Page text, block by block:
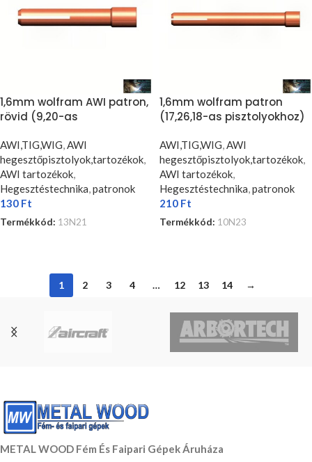
1,6mm wolfram AWI patron,
rövid (9,20-as
AWI,TIG,WIG,AWI
hegesztőpisztolyok,tartozékok,
AWI tartozékok,
Hegesztéstechnika,patronok
130 Ft
Termékkód: 13N21
1,6mm wolfram patron
(17,26,18-as pisztolyokhoz)
AWI,TIG,WIG,AWI
hegesztőpisztolyok,tartozékok,
AWI tartozékok,
Hegesztéstechnika,patronok
210 Ft
Termékkód: 10N23
1 2 3 4 … 12 13 14 →
METAL WOOD Fém És Faipari Gépek Áruháza